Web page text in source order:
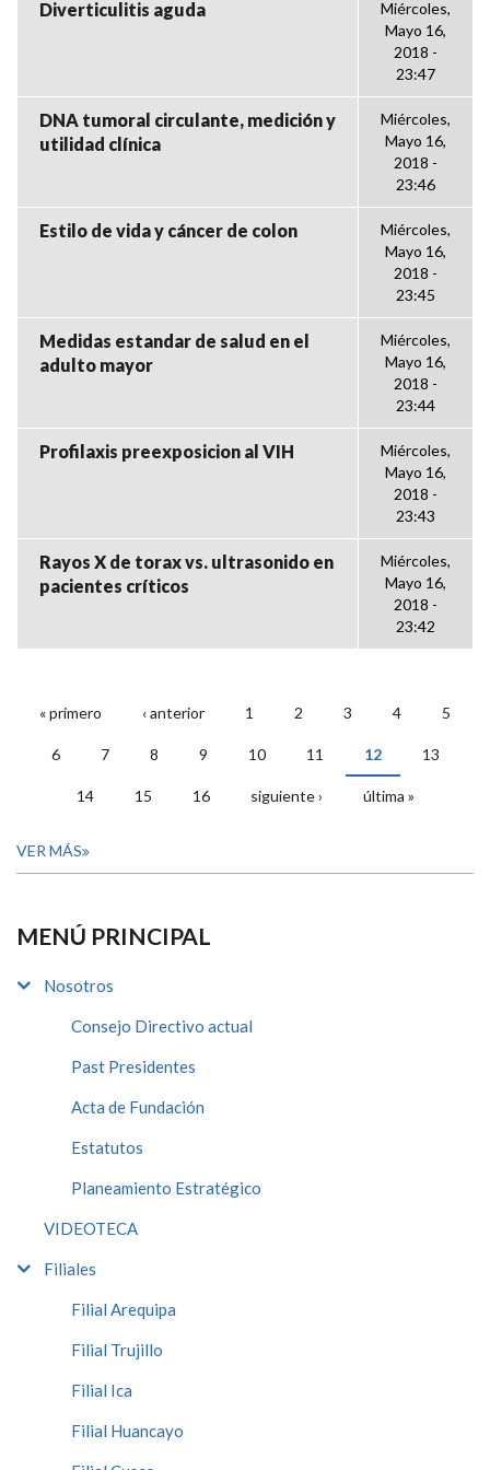
Diverticulitis aguda
Miércoles,
Mayo 16,
2018 -
23:47
DNA tumoral circulante, medición y
utilidad clínica
Miércoles,
Mayo 16,
2018 -
23:46
Estilo de vida y cáncer de colon
Miércoles,
Mayo 16,
2018 -
23:45
Medidas estandar de salud en el
adulto mayor
Miércoles,
Mayo 16,
2018 -
23:44
Profilaxis preexposicion al VIH
Miércoles,
Mayo 16,
2018 -
23:43
Rayos X de torax vs. ultrasonido en
pacientes críticos
Miércoles,
Mayo 16,
2018 -
23:42
PÁGINAS
« primero ‹ anterior 1 2 3 4 5
6 7 8 9 10 11 12 13
14 15 16 siguiente › última »
VER MÁS
MENÚ PRINCIPAL
Nosotros
Consejo Directivo actual
Past Presidentes
Acta de Fundación
Estatutos
Planeamiento Estratégico
VIDEOTECA
Filiales
Filial Arequipa
Filial Trujillo
Filial Ica
Filial Huancayo